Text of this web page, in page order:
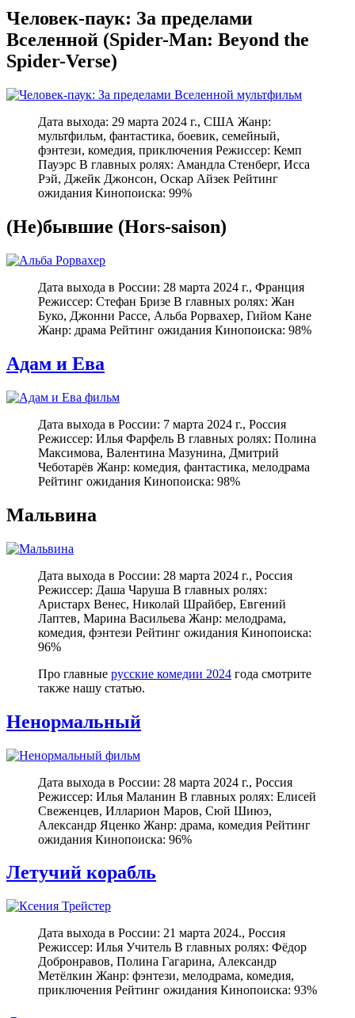
Человек-паук: За пределами
Вселенной (Spider-Man: Beyond the
Spider-Verse)
Дата выхода: 29 марта 2024 г., США Жанр:
мультфильм, фантастика, боевик, семейный,
фэнтези, комедия, приключения Режиссер: Кемп
Пауэрс В главных ролях: Амандла Стенберг, Исса
Рэй, Джейк Джонсон, Оскар Айзек Рейтинг
ожидания Кинопоиска: 99%
(Не)бывшие (Hors-saison)
Дата выхода в России: 28 марта 2024 г., Франция
Режиссер: Стефан Бризе В главных ролях: Жан
Буко, Джонни Рассе, Альба Рорвахер, Гийом Кане
Жанр: драма Рейтинг ожидания Кинопоиска: 98%
Адам и Ева
Дата выхода в России: 7 марта 2024 г., Россия
Режиссер: Илья Фарфель В главных ролях: Полина
Максимова, Валентина Мазунина, Дмитрий
Чеботарёв Жанр: комедия, фантастика, мелодрама
Рейтинг ожидания Кинопоиска: 98%
Мальвина
Дата выхода в России: 28 марта 2024 г., Россия
Режиссер: Даша Чаруша В главных ролях:
Аристарх Венес, Николай Шрайбер, Евгений
Лаптев, Марина Васильева Жанр: мелодрама,
комедия, фэнтези Рейтинг ожидания Кинопоиска:
96%
Про главные русские комедии 2024 года смотрите
также нашу статью.
Ненормальный
Дата выхода в России: 28 марта 2024 г., Россия
Режиссер: Илья Маланин В главных ролях: Елисей
Свеженцев, Илларион Маров, Сюй Шиюэ,
Александр Яценко Жанр: драма, комедия Рейтинг
ожидания Кинопоиска: 96%
Летучий корабль
Дата выхода в России: 21 марта 2024., Россия
Режиссер: Илья Учитель В главных ролях: Фёдор
Добронравов, Полина Гагарина, Александр
Метёлкин Жанр: фэнтези, мелодрама, комедия,
приключения Рейтинг ожидания Кинопоиска: 93%